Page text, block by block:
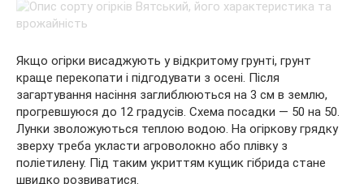
Якщо огірки висаджують у відкритому грунті, грунт
краще перекопати і підгодувати з осені. Після
загартування насіння заглиблюються на 3 см в землю,
прогревшуюся до 12 градусів. Схема посадки — 50 на 50.
Лунки зволожуються теплою водою. На огіркову грядку
зверху треба укласти агроволокно або плівку з
поліетилену. Під таким укриттям кущик гібрида стане
швидко розвиватися.